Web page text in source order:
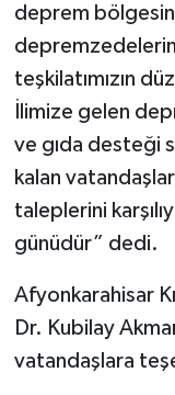
deprem
teşkilatımızın
İlimize gelen
ve gıda desteği
kalan
taleplerini
günüdür” dedi.
Afyonkarahisar
Dr. Kubilay
vatandaşlara